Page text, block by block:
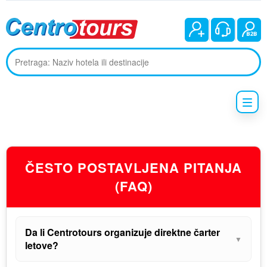
ČESTO POSTAVLJENA PITANJA
(FAQ)
Da li Centrotours organizuje direktne čarter
letove?
▼